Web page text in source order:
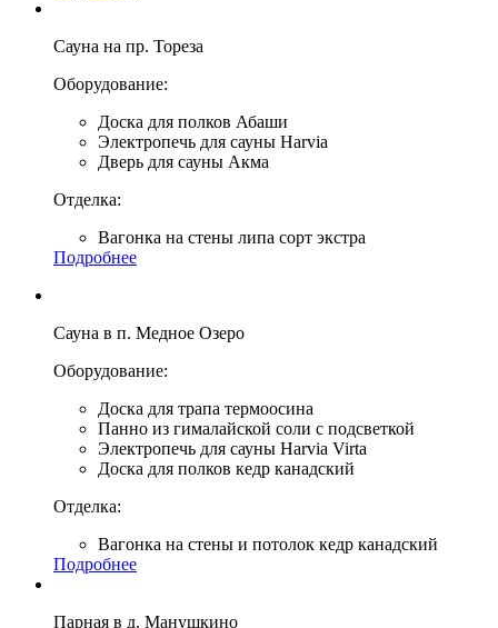
Сауна на пр. Тореза
Оборудование:
Доска для полков Абаши
Электропечь для сауны Harvia
Дверь для сауны Акма
Отделка:
Вагонка на стены липа сорт экстра
Подробнее
Сауна в п. Медное Озеро
Оборудование:
Доска для трапа термоосина
Панно из гималайской соли с подсветкой
Электропечь для сауны Harvia Virta
Доска для полков кедр канадский
Отделка:
Вагонка на стены и потолок кедр канадский
Подробнее
Парная в д. Манушкино